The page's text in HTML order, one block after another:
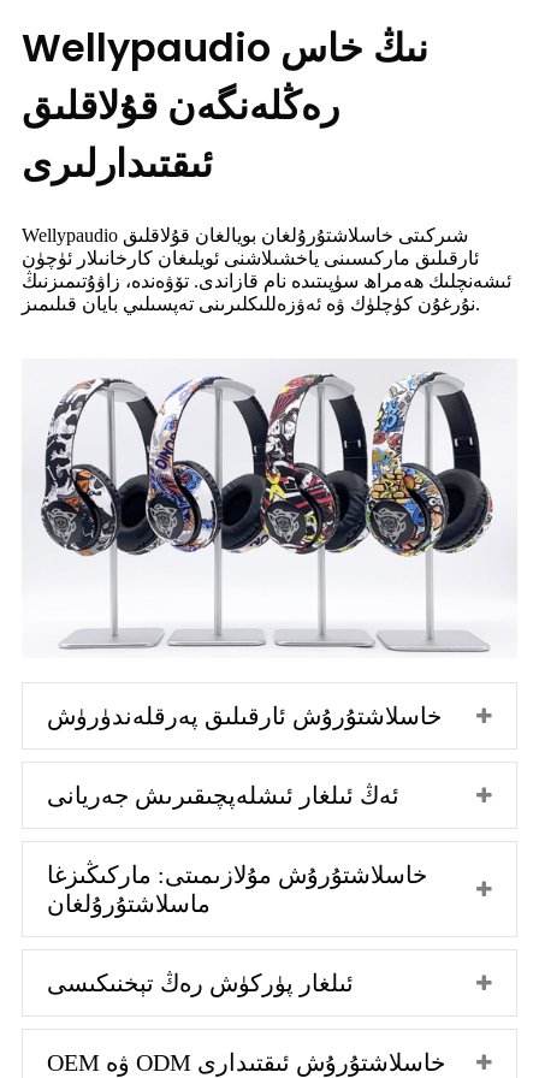
Wellypaudio نىڭ خاس
رەڭلەنگەن قۇلاقلىق
ئىقتىدارلىرى
Wellypaudio شىركىتى خاسلاشتۇرۇلغان بويالغان قۇلاقلىق
ئارقىلىق ماركىسىنى ياخشىلاشنى ئويلىغان كارخانىلار ئۈچۈن
ئىشەنچلىك ھەمراھ سۈپىتىدە نام قازاندى. تۆۋەندە، زاۋۇتىمىزنىڭ
نۇرغۇن كۈچلۈك ۋە ئەۋزەللىكلىرىنى تەپسىلىي بايان قىلىمىز.
خاسلاشتۇرۇش ئارقىلىق پەرقلەندۈرۈش
ئەڭ ئىلغار ئىشلەپچىقىرىش جەريانى
خاسلاشتۇرۇش مۇلازىمىتى: ماركىڭىزغا
ماسلاشتۇرۇلغان
ئىلغار پۈركۈش رەڭ تېخنىكىسى
OEM ۋە ODM خاسلاشتۇرۇش ئىقتىدارى